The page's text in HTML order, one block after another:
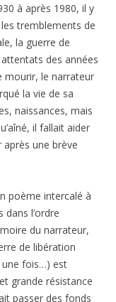
à après 1980, il y
tremblements de
la guerre de
des années
mourir, le narrateur
la vie de sa
naissances, mais
il fallait aider
une brève
poème intercalé à
l’ordre
du narrateur,
de libération
une fois…) est
grande résistance
passer des fonds